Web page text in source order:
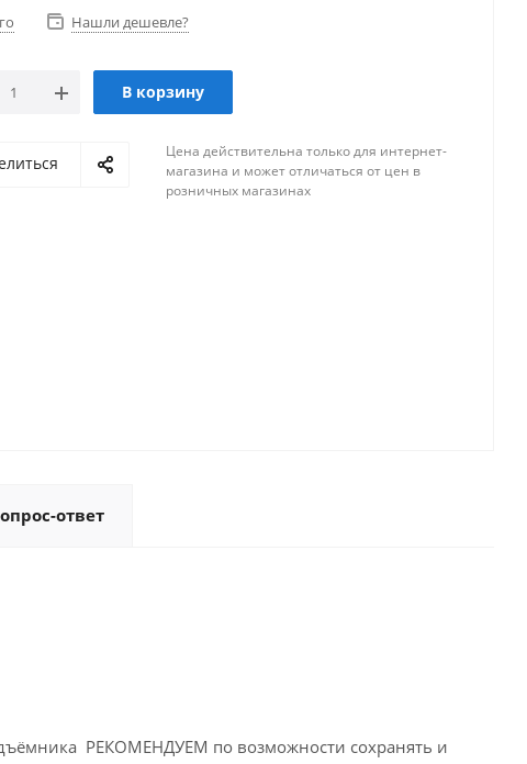
Нашли дешевле?
В корзину
Цена действительна только для интернет-
магазина и может отличаться от цен в
розничных магазинах
ответ
РЕКОМЕНДУЕМ по возможности сохранять и